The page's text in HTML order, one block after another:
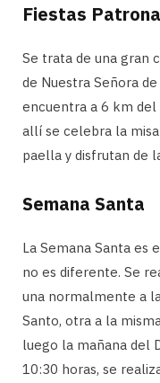
Fiestas
Se trata de una gran
de Nuestra Señora
encuentra a 6 km del
allí se celebra la
paella y disfrutan de
Semana Santa
La Semana Santa es
no es diferente. Se
una normalmente a
Santo, otra a la
luego la mañana del
10:30 horas, se